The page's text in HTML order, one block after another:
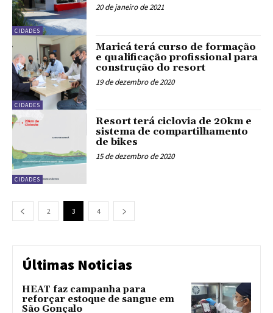
CIDADES
20 de janeiro de 2021
CIDADES
Maricá terá curso de formação
e qualificação profissional para
construção do resort
19 de dezembro de 2020
CIDADES
Resort terá ciclovia de 20km e
sistema de compartilhamento
de bikes
15 de dezembro de 2020
2 3 4
Últimas Noticias
HEAT faz campanha para
reforçar estoque de sangue em
São Gonçalo